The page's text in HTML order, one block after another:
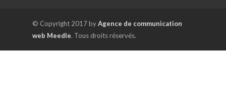
© Copyright 2017 byAgence de communication
web Meedle. Tous droits réservés.